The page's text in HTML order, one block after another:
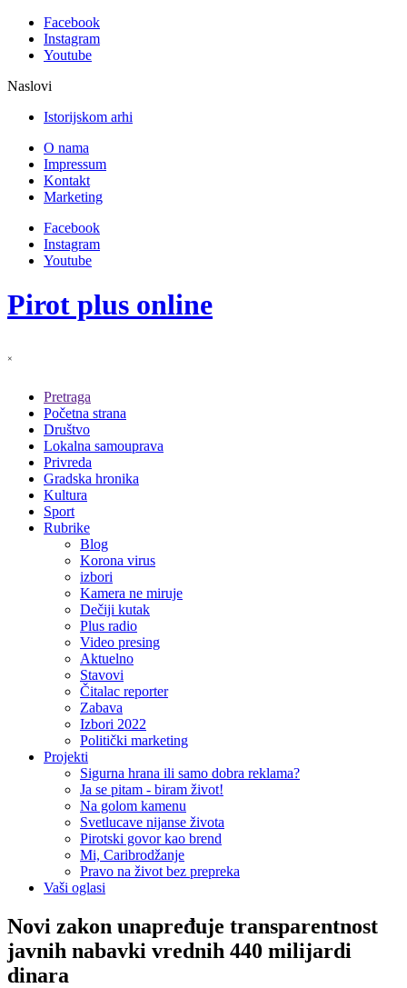
Facebook
Instagram
Youtube
Naslovi
Istorijskom arhivu Piro
O nama
Impressum
Kontakt
Marketing
Facebook
Instagram
Youtube
Pirot plus online
×
Pretraga
Početna strana
Društvo
Lokalna samouprava
Privreda
Gradska hronika
Kultura
Sport
Rubrike
Blog
Korona virus
izbori
Kamera ne miruje
Dečiji kutak
Plus radio
Video presing
Aktuelno
Stavovi
Čitalac reporter
Zabava
Izbori 2022
Politički marketing
Projekti
Sigurna hrana ili samo dobra reklama?
Ja se pitam - biram život!
Na golom kamenu
Svetlucave nijanse života
Pirotski govor kao brend
Mi, Caribrodžanje
Pravo na život bez prepreka
Vaši oglasi
Novi zakon unapređuje transparentnost
javnih nabavki vrednih 440 milijardi
dinara